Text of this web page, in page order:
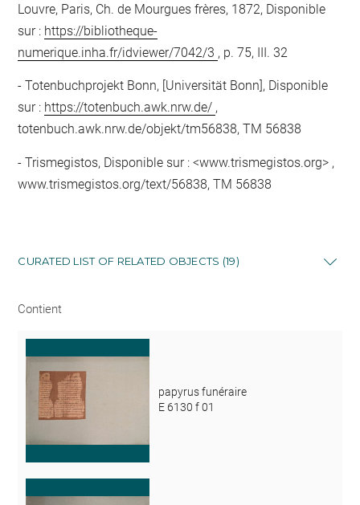
Louvre, Paris, Ch. de Mourgues frères, 1872, Disponible
sur : https://bibliotheque-
numerique.inha.fr/idviewer/7042/3 , p. 75, III. 32
Totenbuchprojekt Bonn, [Universität Bonn], Disponible
sur : https://totenbuch.awk.nrw.de/ ,
totenbuch.awk.nrw.de/objekt/tm56838, TM 56838
Trismegistos, Disponible sur : <www.trismegistos.org> ,
www.trismegistos.org/text/56838, TM 56838
CURATED LIST OF RELATED OBJECTS (19)
Contient
papyrus funéraire
E 6130 f 01